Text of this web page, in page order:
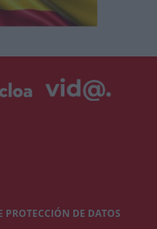
PROTECCIÓN DE DATOS